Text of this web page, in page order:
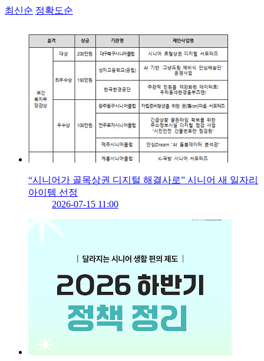
최신순 정확도순
“시니어가 골목상권 디지털 해결사로” 시니어 새 일자리
아이템 선정
2026-07-15 11:00